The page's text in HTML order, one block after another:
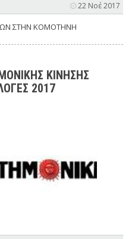
22 Νοέ 2017
ΣΤΗΝ ΚΟΜΟΤΗΝΗ
ΚΙΝΗΣΗΣ
2017